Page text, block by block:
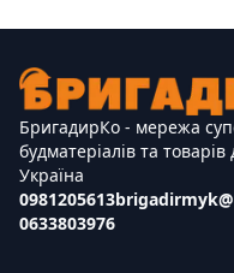
БригадирКо - мережа
будматеріалів та
Україна
0981205613
0633803976